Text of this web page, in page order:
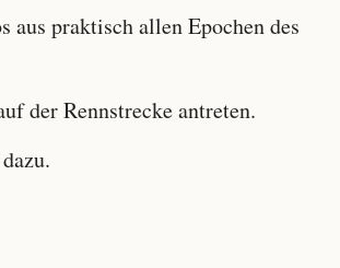
praktisch allen Epochen des
der Rennstrecke antreten.